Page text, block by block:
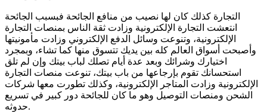
التجارة كذلك كان لها نصيب من منافع الجائحة فبسبب الجائحة
انتعشت التجارة الإلكترونية وزادت ثقة الناس بمنصات التجارة
الإلكترونية، وتنوعت وسائل الدفع الإلكتروني وزادت مأمونيتها
وأصبحت أسواق العالم كله بين يديك تتسوق منها كما تشاء، وبمجرد
اختيارك وشرائك وبعد عدة أيام تصلك لباب بيتك وإن لم تلق
استحسانك تقوم بإرجاعها من باب بيتك، تنوعت منصات التجارة
الإلكترونية وزادت المتاجر الإلكترونية، وكذلك تطورت معها شركات
الشحن ومنصات التوصيل وهو ما كان للجائحة دور كبير في تسريع
حدوثه.